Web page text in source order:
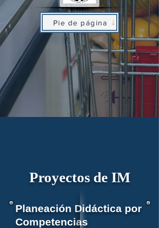
Pie de página
Proyectos de IM
Planeación Didáctica por
Competencias